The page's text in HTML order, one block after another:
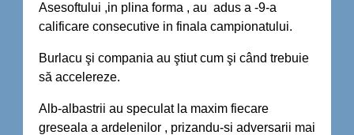
Asesoftului ,in plina forma , au adus a -9-a
calificare consecutive in finala campionatului.
Burlacu şi compania au ştiut cum şi când trebuie
să accelereze.
Alb-albastrii au speculat la maxim fiecare
greseala a ardelenilor , prizandu-si adversarii mai